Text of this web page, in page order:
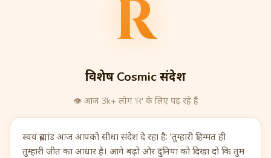
R
विशेष Cosmic संदेश
👁️ आज 3k+ लोग 'R' के लिए पढ़ रहे हैं
स्वयं ब्रह्मांड आज आपको सीधा संदेश दे रहा है: 'तुम्हारी हिम्मत ही
तुम्हारी जीत का आधार है। आगे बढ़ो और दुनिया को दिखा दो कि तुम